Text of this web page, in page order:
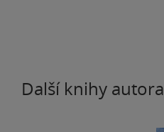
Další knihy autora